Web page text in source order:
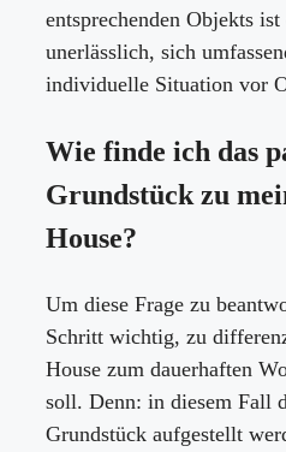
entsprechenden Objekts
unerlässlich, sich
individuelle Situation vor
Wie finde ich das
Grundstück zu
House?
Um diese Frage zu
Schritt wichtig, zu
House zum dauerhaften
soll. Denn: in diesem Fall
Grundstück aufgestellt